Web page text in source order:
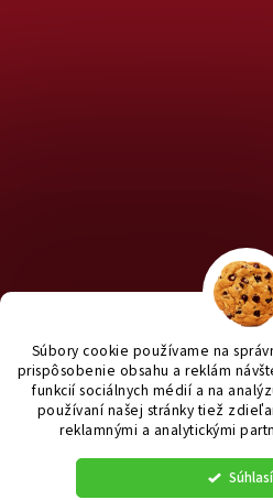
Súbory cookie používame na
prispôsobenie obsahu a reklám
funkcií sociálnych médií a na
používaní našej stránky tiež
reklamnými a analytickými
Chcete nakúpiť pre útulky? Kliknite
staň sa anjelom pre útulkáčov ♥
Vytvoril
Copyright 2026
yanashop.sk.